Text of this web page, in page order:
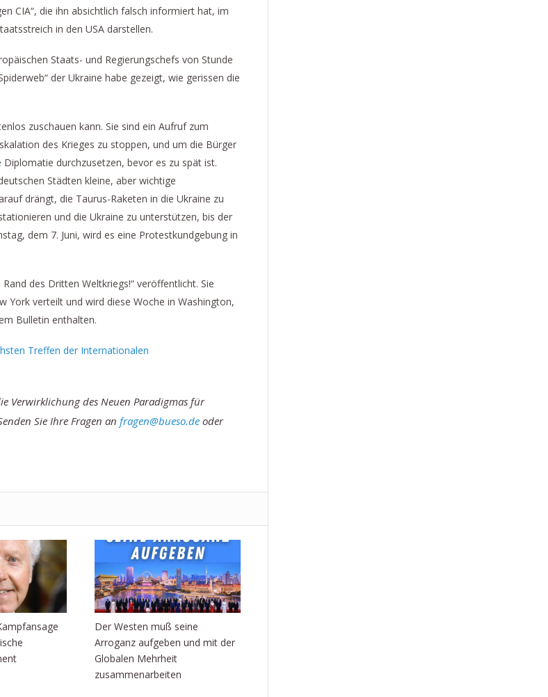
CIA“, die ihn absichtlich falsch informiert hat, im
in den USA darstellen.
Staats- und Regierungschefs von Stunde
der Ukraine habe gezeigt, wie gerissen die
zuschauen kann. Sie sind ein Aufruf zum
des Krieges zu stoppen, und um die Bürger
durchzusetzen, bevor es zu spät ist.
Städten kleine, aber wichtige
drängt, die Taurus-Raketen in die Ukraine zu
und die Ukraine zu unterstützen, bis der
dem 7. Juni, wird es eine Protestkundgebung in
Rand des Dritten Weltkriegs!“ veröffentlicht. Sie
York verteilt und wird diese Woche in Washington,
Bulletin enthalten.
Treffen der Internationalen
Verwirklichung des Neuen Paradigmas für
Sie Ihre Fragen an fragen@bueso.de oder
Der Westen muß seine
Arroganz aufgeben und mit der
Globalen Mehrheit
zusammenarbeiten